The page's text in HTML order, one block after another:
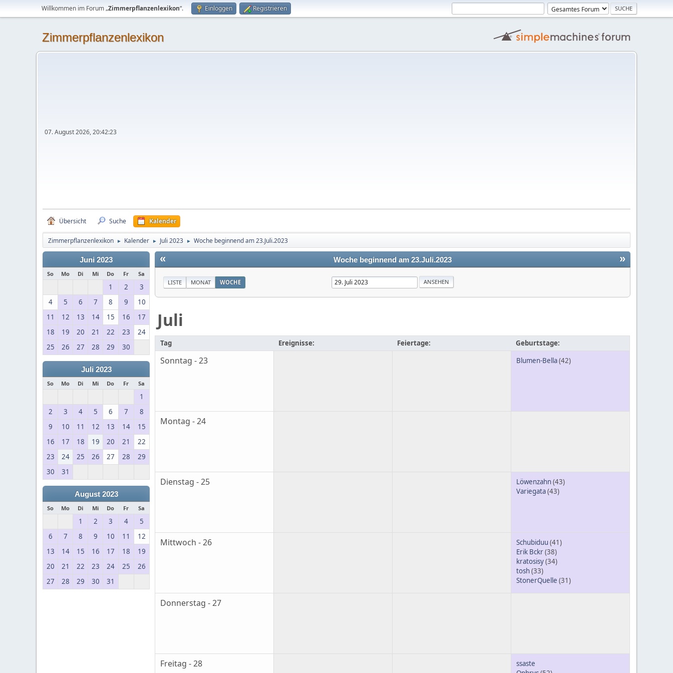
Willkommen im Forum „Zimmerpflanzenlexikon“. Einloggen Registrieren
Zimmerpflanzenlexikon
07. August 2026, 20:42:23
Übersicht Suche Kalender
Zimmerpflanzenlexikon ► Kalender ► Juli 2023 ► Woche beginnend am 23.Juli.2023
Juni 2023
So Mo Di Mi Do Fr Sa
1 2
3
4
5 6 7 8 9
10
11
12 13 14 15 16
17
18
19 20 21 22 23
24
25
26 27 28 29 30
Juli 2023
So Mo Di Mi Do Fr Sa
1
2
3 4 5 6 7
8
9
10 11 12 13 14
15
16
17 18 19 20 21
22
23
24 25 26 27 28
29
30
31
August 2023
So Mo Di Mi Do Fr Sa
1 2 3 4
5
6
7 8 9 10 11
12
13
14 15 16 17 18
19
20
21 22 23 24 25
26
27
28 29 30 31
« »
Woche beginnend am 23.Juli.2023
LISTE MONAT WOCHE
Juli
Tag Ereignisse: Feiertage: Geburtstage:
Sonntag - 23 Blumen-Bella(42)
Montag - 24
Dienstag - 25 Löwenzahn(43)
Variegata(43)
Mittwoch - 26 Schubiduu (41)
Erik Bckr(38)
kratosisy(34)
tosh(33)
StonerQuelle (31)
Donnerstag - 27
Freitag - 28
ssaste